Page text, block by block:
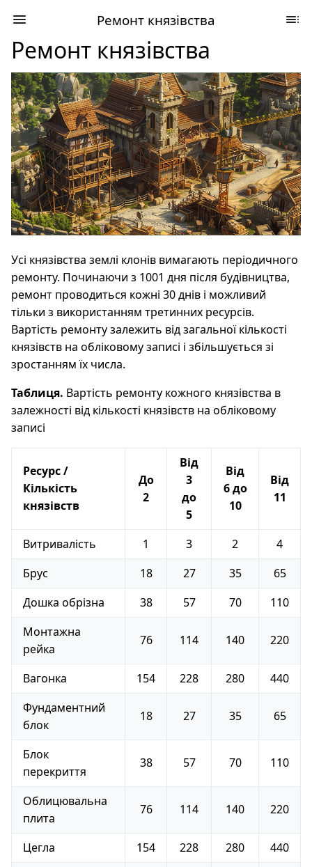
Ремонт князівства
Ремонт князівства
Усі князівства землі клонів вимагають періодичного
ремонту. Починаючи з 1001 дня після будівництва,
ремонт проводиться кожні 30 днів і можливий
тільки з використанням третинних ресурсів.
Вартість ремонту залежить від загальної кількості
князівств на обліковому записі і збільшується зі
зростанням їх числа.
Таблиця. Вартість ремонту кожного князівства в
залежності від кількості князівств на обліковому
записі
Ресурс /
Кількість
князівств
До
2
Від
3
до
5
Від
6 до
10
Від
11
Витривалість 1 3 2
4
Брус
18 27 35
65
Дошка обрізна
38 57 70
110
Монтажна
рейка
76 114 140 220
Вагонка 154 228 280
440
Фундаментний
блок
18 27 35 65
Блок
перекриття
38 57 70 110
Облицювальна
плита
76 114 140 220
Цегла 154 228 280
440